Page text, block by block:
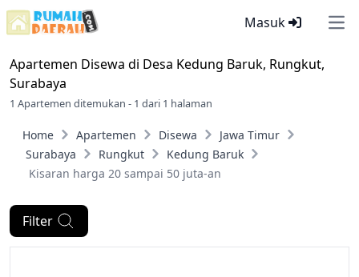
Masuk
Apartemen Disewa di Desa Kedung Baruk, Rungkut,
Surabaya
1 Apartemen ditemukan - 1 dari 1 halaman
Home Apartemen Disewa
Jawa Timur
Surabaya
Rungkut
Kedung Baruk
Kisaran harga 20 sampai 50 juta-an
Filter